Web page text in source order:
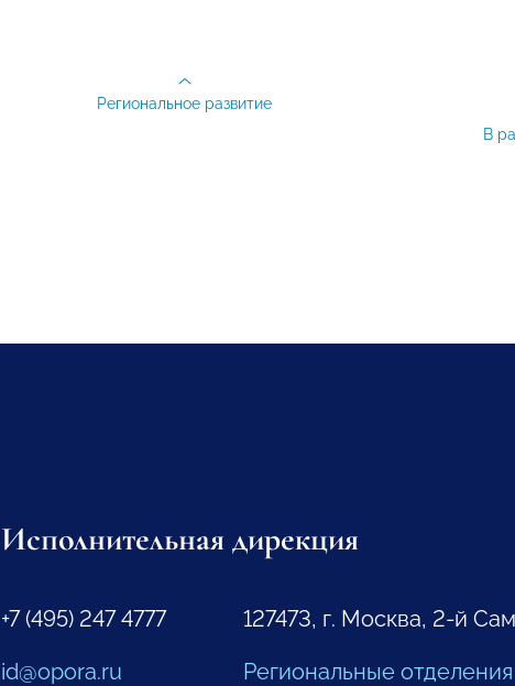
В
Региональное развитие
Исполнительная дирекция
+7 (495) 247 4777
id@opora.ru
127473, г. Москва, 2-й
Региональные отделения